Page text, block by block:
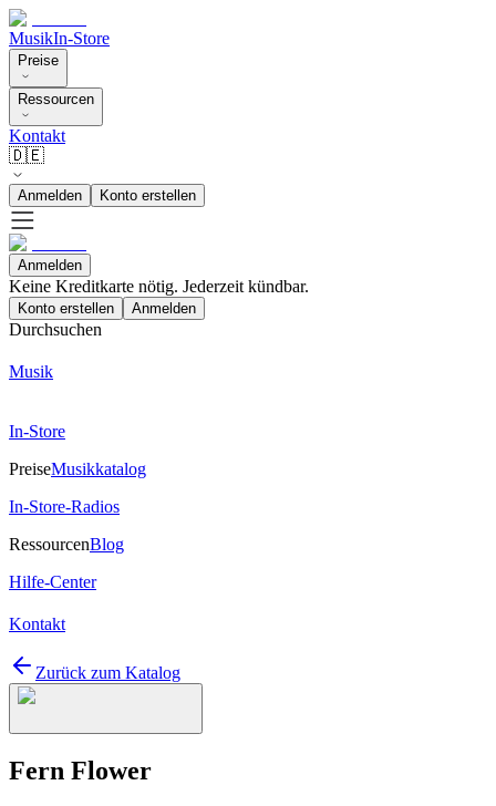
MusikIn-Store
Preise
Ressourcen
Kontakt
🇩🇪
Anmelden Konto erstellen
Anmelden
Keine Kreditkarte nötig. Jederzeit kündbar.
Konto erstellen Anmelden
Durchsuchen
Musik
In-Store
PreiseMusikkatalog
In-Store-Radios
RessourcenBlog
Hilfe-Center
Kontakt
Zurück zum Katalog
Fern Flower